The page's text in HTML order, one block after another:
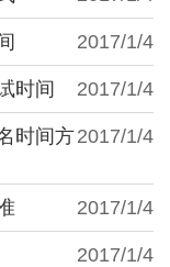
2017/1/4
2017/1/4
时间
2017/1/4
时间方
2017/1/4
2017/1/4